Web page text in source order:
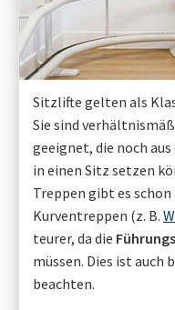
Sitzlifte gelten als
Sie sind
geeignet, die noch
in einen Sitz setzen
Treppen gibt es schon
Kurventreppen (z. B.
teurer, da die
müssen. Dies ist auch
beachten.